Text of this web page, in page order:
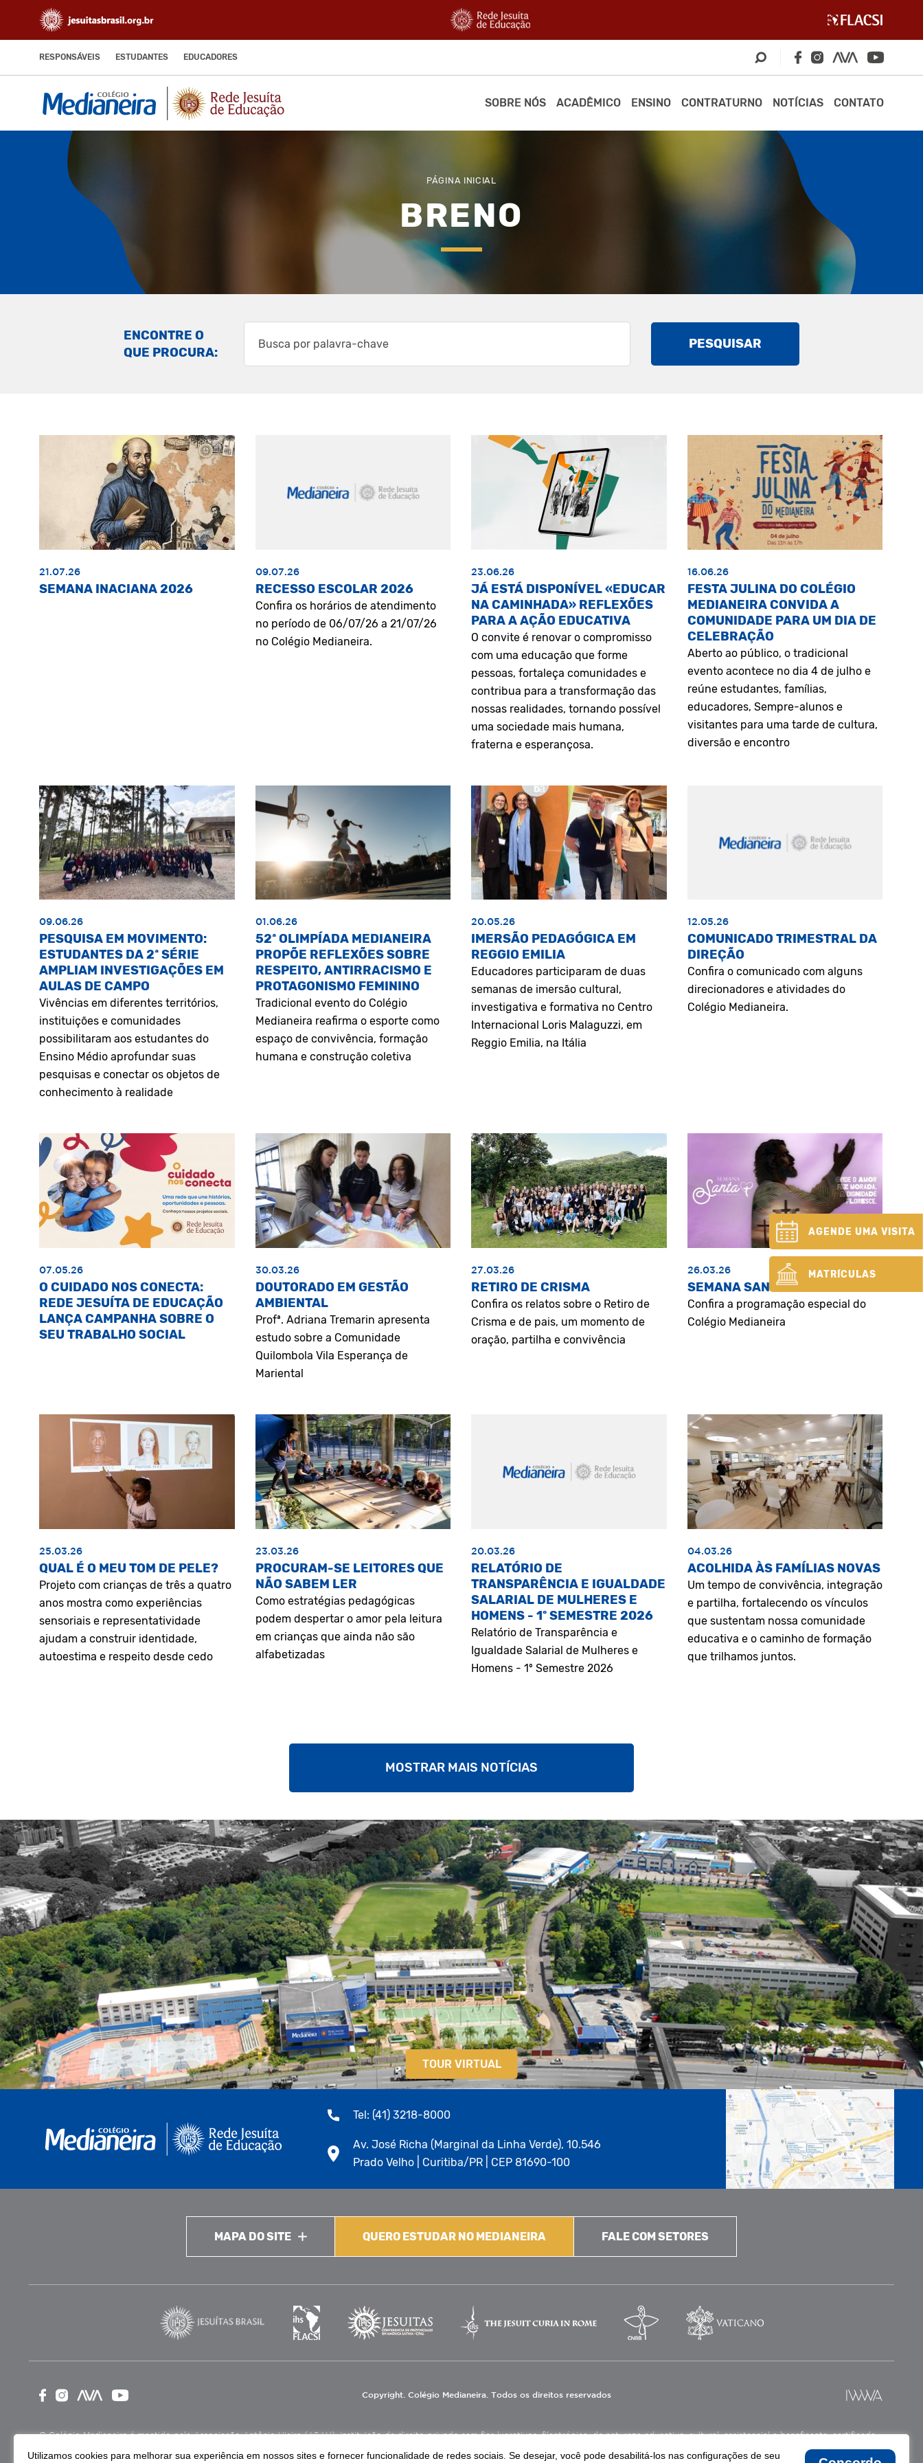
RESPONSÁVEIS ESTUDANTES EDUCADORES
SOBRE NÓS ACADÊMICO ENSINO CONTRATURNO NOTÍCIAS CONTATO
PÁGINA INICIAL
BRENO
ENCONTRE O
QUE PROCURA:
PESQUISAR
21.07.26
SEMANA INACIANA 2026
09.07.26
RECESSO ESCOLAR 2026
Confira os horários de atendimento
no período de 06/07/26 a 21/07/26
no Colégio Medianeira.
23.06.26
JÁ ESTÁ DISPONÍVEL «EDUCAR
NA CAMINHADA» REFLEXÕES
PARA A AÇÃO EDUCATIVA
O convite é renovar o compromisso
com uma educação que forme
pessoas, fortaleça comunidades e
contribua para a transformação das
nossas realidades, tornando possível
uma sociedade mais humana,
fraterna e esperançosa.
16.06.26
FESTA JULINA DO COLÉGIO
MEDIANEIRA CONVIDA A
COMUNIDADE PARA UM DIA DE
CELEBRAÇÃO
Aberto ao público, o tradicional
evento acontece no dia 4 de julho e
reúne estudantes, famílias,
educadores, Sempre-alunos e
visitantes para uma tarde de cultura,
diversão e encontro
09.06.26
PESQUISA EM MOVIMENTO:
ESTUDANTES DA 2ª SÉRIE
AMPLIAM INVESTIGAÇÕES EM
AULAS DE CAMPO
Vivências em diferentes territórios,
instituições e comunidades
possibilitaram aos estudantes do
Ensino Médio aprofundar suas
pesquisas e conectar os objetos de
conhecimento à realidade
01.06.26
52ª OLIMPÍADA MEDIANEIRA
PROPÕE REFLEXÕES SOBRE
RESPEITO, ANTIRRACISMO E
PROTAGONISMO FEMININO
Tradicional evento do Colégio
Medianeira reafirma o esporte como
espaço de convivência, formação
humana e construção coletiva
20.05.26
IMERSÃO PEDAGÓGICA EM
REGGIO EMILIA
Educadores participaram de duas
semanas de imersão cultural,
investigativa e formativa no Centro
Internacional Loris Malaguzzi, em
Reggio Emilia, na Itália
12.05.26
COMUNICADO TRIMESTRAL DA
DIREÇÃO
Confira o comunicado com alguns
direcionadores e atividades do
Colégio Medianeira.
07.05.26
O CUIDADO NOS CONECTA:
REDE JESUÍTA DE EDUCAÇÃO
LANÇA CAMPANHA SOBRE O
SEU TRABALHO SOCIAL
30.03.26
DOUTORADO EM GESTÃO
AMBIENTAL
Profª. Adriana Tremarin apresenta
estudo sobre a Comunidade
Quilombola Vila Esperança de
Mariental
27.03.26
RETIRO DE CRISMA
Confira os relatos sobre o Retiro de
Crisma e de pais, um momento de
oração, partilha e convivência
26.03.26
SEMANA SANTA
Confira a programação especial do
Colégio Medianeira
25.03.26
QUAL É O MEU TOM DE PELE?
Projeto com crianças de três a quatro
anos mostra como experiências
sensoriais e representatividade
ajudam a construir identidade,
autoestima e respeito desde cedo
23.03.26
PROCURAM-SE LEITORES QUE
NÃO SABEM LER
Como estratégias pedagógicas
podem despertar o amor pela leitura
em crianças que ainda não são
alfabetizadas
20.03.26
RELATÓRIO DE
TRANSPARÊNCIA E IGUALDADE
SALARIAL DE MULHERES E
HOMENS - 1º SEMESTRE 2026
Relatório de Transparência e
Igualdade Salarial de Mulheres e
Homens - 1º Semestre 2026
04.03.26
ACOLHIDA ÀS FAMÍLIAS NOVAS
Um tempo de convivência, integração
e partilha, fortalecendo os vínculos
que sustentam nossa comunidade
educativa e o caminho de formação
que trilhamos juntos.
MOSTRAR MAIS NOTÍCIAS
AGENDE UMA VISITA
MATRÍCULAS
TOUR VIRTUAL
Tel: (41) 3218-8000
Av. José Richa (Marginal da Linha Verde), 10.546
Prado Velho | Curitiba/PR | CEP 81690-100
MAPA DO SITE QUERO ESTUDAR NO MEDIANEIRA FALE COM SETORES
Copyright. Colégio Medianeira. Todos os direitos reservados
O Colégio Medianeira é mantido pela Associação Antônio Vieira (ASAV), instituição de direito privado sem fins lucrativos, filantrópica, de natureza educativa, cultural, assistencial e beneficente, certificada
Utilizamos cookies para melhorar sua experiência em nossos sites e fornecer funcionalidade de redes sociais. Se desejar, você pode desabilitá-los nas configurações de seu